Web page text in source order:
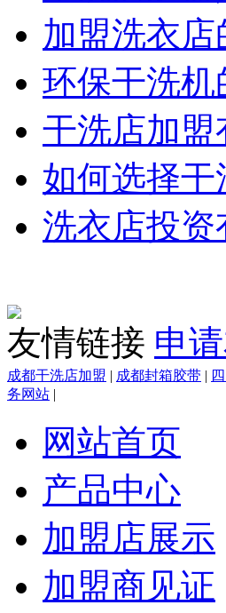
加盟洗衣
环保干洗机
干洗店加盟
如何选择
洗衣店投资
友情链接 申
成都干洗店加盟 | 成都封箱胶带 |
务网站 |
网站首页
产品中心
加盟店展示
加盟商见证